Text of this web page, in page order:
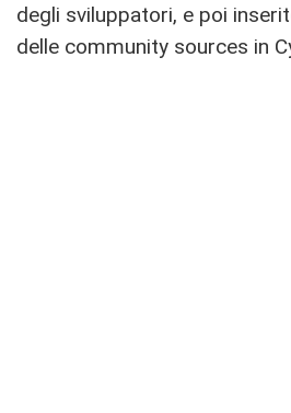
degli sviluppatori, e poi
delle community sources in